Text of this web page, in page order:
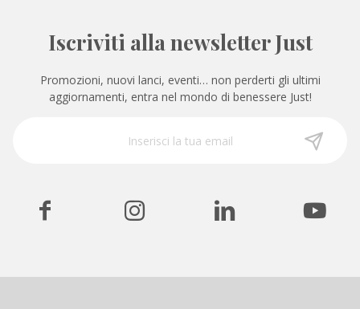
Iscriviti alla newsletter Just
Promozioni, nuovi lanci, eventi… non perderti gli ultimi
aggiornamenti, entra nel mondo di benessere Just!